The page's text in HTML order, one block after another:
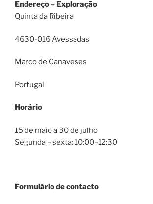
Endereço – Exploração
Quinta da Ribeira
4630-016 Avessadas
Marco de Canaveses
Portugal
Horário
15 de maio a 30 de julho
Segunda – sexta: 10:00–12:30
Formulário de contacto